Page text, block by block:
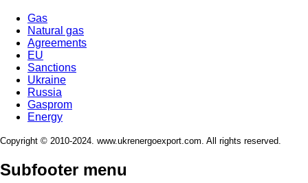
Gas
Natural gas
Agreements
EU
Sanctions
Ukraine
Russia
Gasprom
Energy
Copyright © 2010-2024. www.ukrenergoexport.com. All rights reserved.
Subfooter menu